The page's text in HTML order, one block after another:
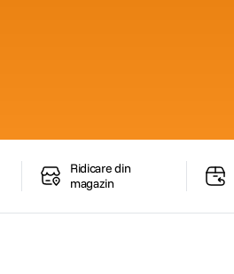
Ridicare din
magazin